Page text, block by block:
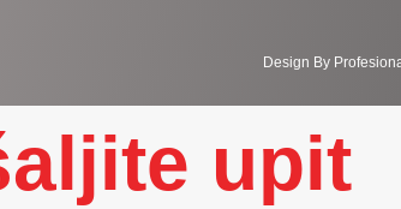
Design By
upit